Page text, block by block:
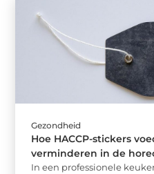
Gezondheid
Hoe HACCP-stickers
verminderen in de
In een professionele